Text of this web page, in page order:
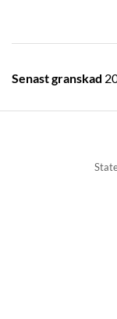
Senast granskad